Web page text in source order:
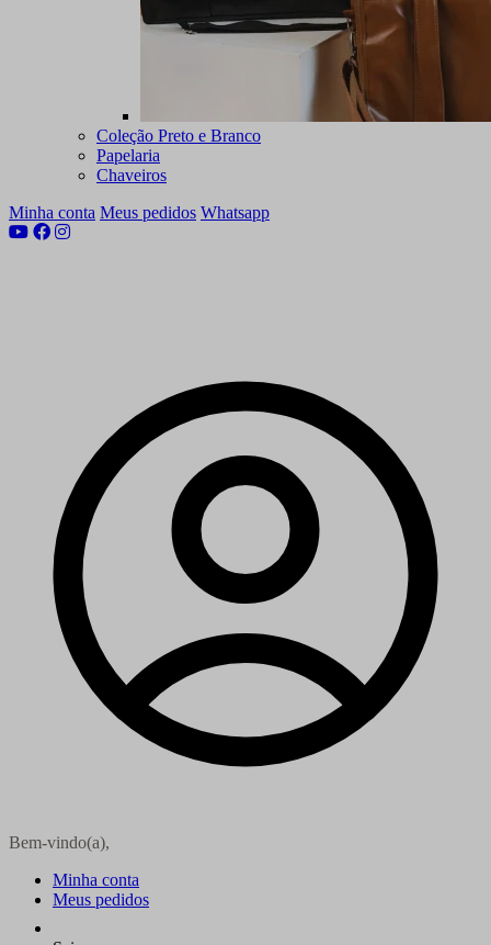
Coleção Preto e Branco
Papelaria
Chaveiros
Minha conta Meus pedidos Whatsapp
Bem-vindo(a),
Minha conta
Meus pedidos